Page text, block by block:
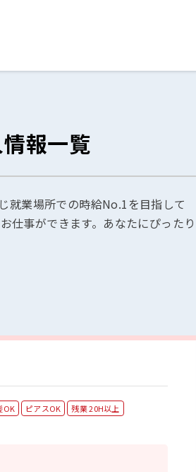
報一覧
就業場所での時給No.1を目指して
仕事ができます。あなたにぴったり
OK ピアスOK
残業 20H以上